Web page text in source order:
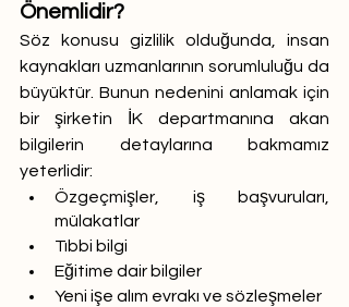
Önemlidir?
Söz konusu gizlilik olduğunda, insan
kaynakları uzmanlarının sorumluluğu da
büyüktür. Bunun nedenini anlamak için
bir şirketin İK departmanına akan
bilgilerin detaylarına bakmamız
yeterlidir:
Özgeçmişler, iş başvuruları,
mülakatlar
Tıbbi bilgi
Eğitime dair bilgiler
Yeni işe alım evrakı ve sözleşmeler